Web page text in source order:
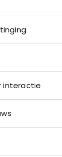
interactie